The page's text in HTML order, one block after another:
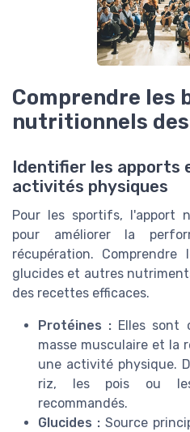
Comprendre les
nutritionnels
Identifier les apports
activités physiques
Pour les sportifs, l'apport
pour améliorer la
récupération. Comprendre
glucides et autres
des recettes efficaces.
Protéines : Elles sont
masse musculaire et la
une activité physique.
riz, les pois ou
recommandés.
Glucides :Source